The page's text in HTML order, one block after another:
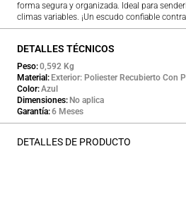
forma segura y organizada. Ideal para
climas variables. ¡Un escudo confiable
DETALLES TÉCNICOS
Peso 0,592 Kg
Material
Exterior: Poliester Recubierto Con
Color Azul
Dimensiones No aplica
Garantía 6 Meses
DETALLES DE PRODUCTO